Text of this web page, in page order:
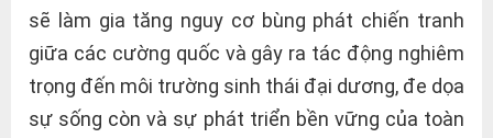
sẽ làm gia tăng nguy cơ bùng phát chiến tranh
giữa các cường quốc và gây ra tác động nghiêm
trọng đến môi trường sinh thái đại dương, đe dọa
sự sống còn và sự phát triển bền vững của toàn